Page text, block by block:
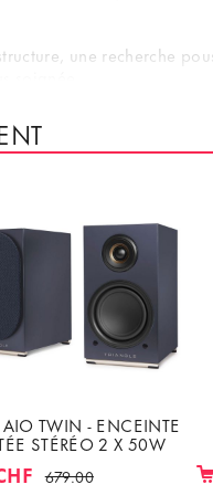
une recherche
de chaleur
un compartiment étanche
AIO TWIN - ENCEINTE
STÉRÉO 2 X 50W
679.00